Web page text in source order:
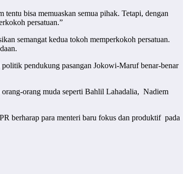
bisa memuaskan semua pihak. Tetapi, dengan
persatuan.”
semangat kedua tokoh memperkokoh persatuan.
pendukung pasangan Jokowi-Maruf benar-benar
orang muda seperti Bahlil Lahadalia, Nadiem
berharap para menteri baru fokus dan produktif pada